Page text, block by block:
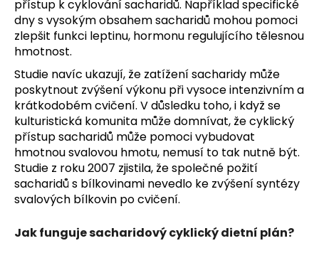
přístup k cyklování sacharidů. Například specifické
dny s vysokým obsahem sacharidů mohou pomoci
zlepšit funkci leptinu, hormonu regulujícího tělesnou
hmotnost.
Studie navíc ukazují, že zatížení sacharidy může
poskytnout zvýšení výkonu při vysoce intenzivním a
krátkodobém cvičení. V důsledku toho, i když se
kulturistická komunita může domnívat, že cyklický
přístup sacharidů může pomoci vybudovat
hmotnou svalovou hmotu, nemusí to tak nutně být.
Studie z roku 2007 zjistila, že společné požití
sacharidů s bílkovinami nevedlo ke zvýšení syntézy
svalových bílkovin po cvičení.
Jak funguje sacharidový cyklický dietní plán?